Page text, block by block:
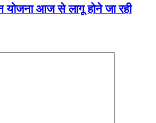
योजना आज से लागू होने जा रही